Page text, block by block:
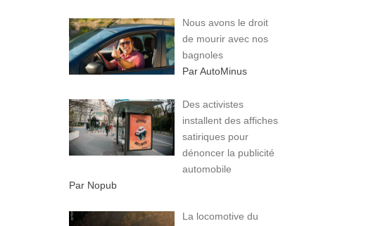
Nous avons le droit
de mourir avec nos
bagnoles
Par AutoMinus
Des activistes
installent des affiches
satiriques pour
dénoncer la publicité
automobile
Par Nopub
La locomotive du